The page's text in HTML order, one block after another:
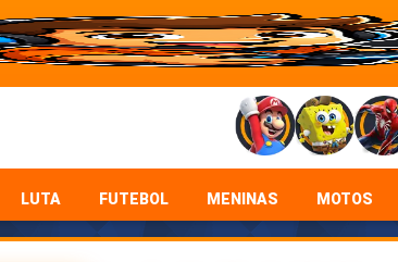
LUTA FUTEBOL MENINAS MOTOS